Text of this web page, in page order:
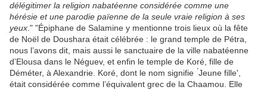
délégitimer la religion nabatéenne considérée comme une
hérésie et une parodie païenne de la seule vraie religion à ses
yeux ." "Épiphane de Salamine y mentionne trois lieux où la fête
de Noël de Doushara était célébrée : le grand temple de Pétra,
nous l’avons dit, mais aussi le sanctuaire de la ville nabatéenne
d’Elousa dans le Néguev, et enfin le temple de Koré, fille de
Déméter, à Alexandrie. Koré, dont le nom signifie ́Jeune fille',
était considérée comme l’équivalent grec de la Chaamou. Elle